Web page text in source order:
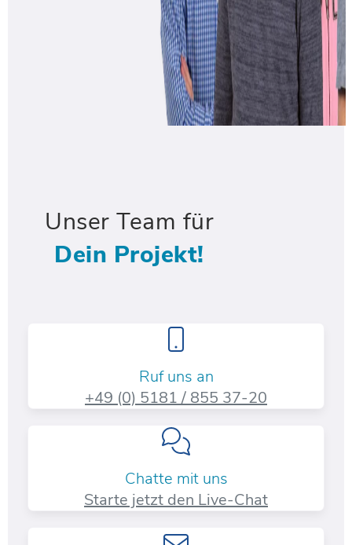
Unser Team für
Dein Projekt!
Ruf uns an
+49 (0) 5181 / 855 37-20​
Chatte mit uns
Starte jetzt den Live-Chat